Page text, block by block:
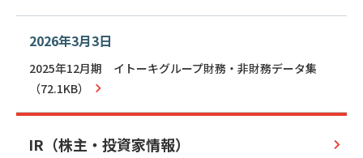
2026年3月3日
2025年12月期 イトーキグループ財務・非財務データ集
（72.1KB）
IR（株主・投資家情報）